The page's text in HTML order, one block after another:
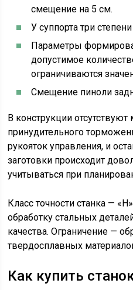
смещение на 5 см.
У суппорта три
Параметры
допустимое
ограничиваются
Смещение пиноли
В конструкции
принудительного
рукояток управления, и
заготовки происходит
учитываться при
Класс точности станка —
обработку стальных
качества. Ограничение —
твердосплавных
Как купить